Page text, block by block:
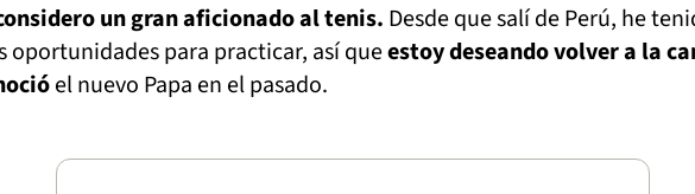
un gran aficionado al tenis. Desde que salí de Perú, he
oportunidades para practicar, así queestoy deseando volver a la
el nuevo Papa en el pasado.